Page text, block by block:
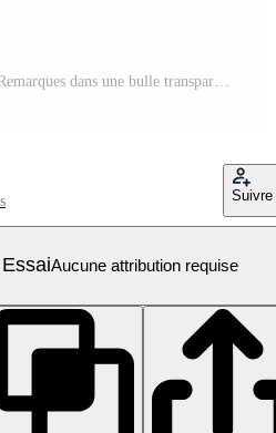
Suivre
Aucune attribution requise